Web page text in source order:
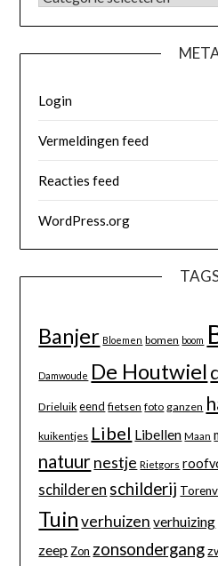
Login
Vermeldingen feed
Reacties feed
WordPress.org
Banjer Bloemen bomen boom
Damwoude De Houtwiel
Drieluik eend fietsen foto ganzen
kuikentjes Libel Libellen Maan
natuurnestje Rietgors
schilderen schilderij
Tuin verhuizen verhuizing
zeep Zon zonsondergang